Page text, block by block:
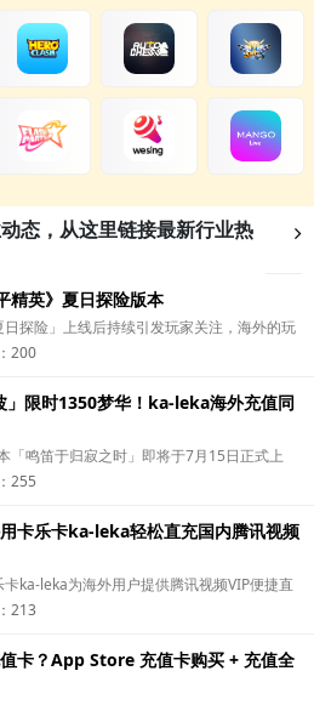
态，从这里链接最新行业热
精英》夏日探险版本
日探险」上线后持续引发玩家关注，海外的玩
以通过 华人充值平台Ka-leka 完成国区游戏
200
」限时1350梦华！ka-leka海外充值同
「鸣笛于归寂之时」即将于7月15日正式上
起了解，怎么海外充值火花（Sparkle） 的
255
卡乐卡ka-leka轻松直充国内腾讯视频
ka-leka为海外用户提供腾讯视频VIP便捷直
213
卡？App Store 充值卡购买 + 充值全